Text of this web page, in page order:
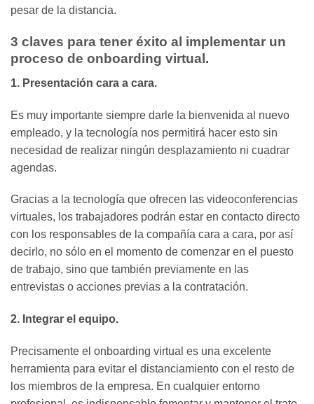
pesar de la distancia.
3 claves para tener éxito al implementar un
proceso de onboarding virtual.
1. Presentación cara a cara.
Es muy importante siempre darle la bienvenida al nuevo
empleado, y la tecnología nos permitirá hacer esto sin
necesidad de realizar ningún desplazamiento ni cuadrar
agendas.
Gracias a la tecnología que ofrecen las videoconferencias
virtuales, los trabajadores podrán estar en contacto directo
con los responsables de la compañía cara a cara, por así
decirlo, no sólo en el momento de comenzar en el puesto
de trabajo, sino que también previamente en las
entrevistas o acciones previas a la contratación.
2. Integrar el equipo.
Precisamente el onboarding virtual es una excelente
herramienta para evitar el distanciamiento con el resto de
los miembros de la empresa. En cualquier entorno